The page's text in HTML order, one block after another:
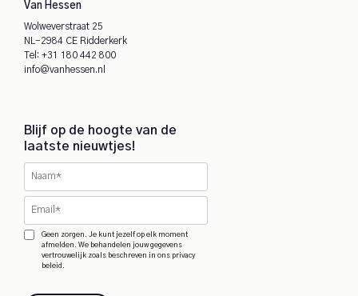
Van Hessen
Wolweverstraat 25
NL-2984 CE Ridderkerk
Tel: +31 180 442 800
info@vanhessen.nl
Blijf op de hoogte van de
laatste nieuwtjes!
Geen zorgen. Je kunt jezelf op elk moment
afmelden. We behandelen jouw gegevens
vertrouwelijk zoals beschreven in ons privacy
beleid.